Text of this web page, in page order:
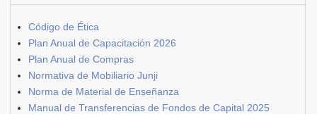
Código de Ética
Plan Anual de Capacitación 2026
Plan Anual de Compras
Normativa de Mobiliario Junji
Norma de Material de Enseñanza
Manual de Transferencias de Fondos de Capital 2025